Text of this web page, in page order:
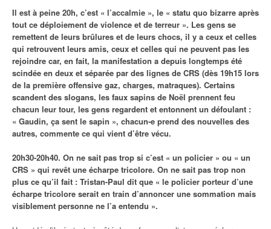
Il est à peine 20h, c’est « l’accalmie », le « statu quo bizarre après
tout ce déploiement de violence et de terreur ». Les gens se
remettent de leurs brûlures et de leurs chocs, il y a ceux et celles
qui retrouvent leurs amis, ceux et celles qui ne peuvent pas les
rejoindre car, en fait, la manifestation a depuis longtemps été
scindée en deux et séparée par des lignes de CRS (dès 19h15 lors
de la première offensive gaz, charges, matraques). Certains
scandent des slogans, les faux sapins de Noël prennent feu
chacun leur tour, les gens regardent et entonnent un défoulant :
« Gaudin, ça sent le sapin », chacun-e prend des nouvelles des
autres, commente ce qui vient d’être vécu.
20h30-20h40. On ne sait pas trop si c’est « un policier » ou « un
CRS » qui revêt une écharpe tricolore. On ne sait pas trop non
plus ce qu’il fait : Tristan-Paul dit que « le policier porteur d’une
écharpe tricolore serait en train d’annoncer une sommation mais
visiblement personne ne l’a entendu ».